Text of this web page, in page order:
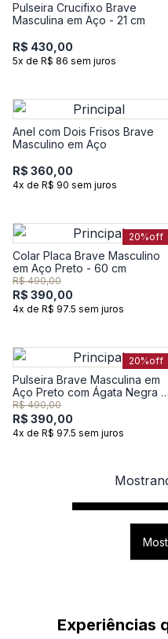
Pulseira Crucifixo Brave
Masculina em Aço - 21 cm
R$ 430,00
5x de R$ 86 sem juros
Anel com Dois Frisos Brave
Masculino em Aço
R$ 360,00
4x de R$ 90 sem juros
20%off
Colar Placa Brave Masculino
em Aço Preto - 60 cm
R$ 490,00
R$ 390,00
4x de R$ 97.5 sem juros
20%off
Pulseira Brave Masculina em
Aço Preto com Ágata Negra -
21 cm
R$ 490,00
R$ 390,00
4x de R$ 97.5 sem juros
Experiências